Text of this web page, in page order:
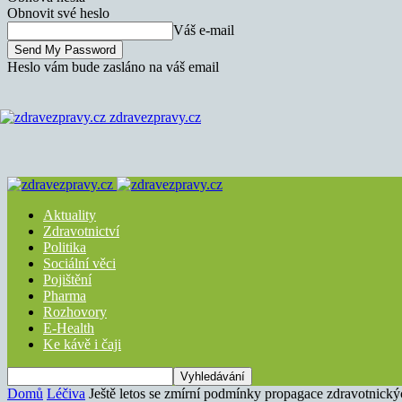
Obnovit své heslo
Váš e-mail
Heslo vám bude zasláno na váš email
zdravezpravy.cz
Aktuality
Zdravotnictví
Politika
Sociální věci
Pojištění
Pharma
Rozhovory
E-Health
Ke kávě i čaji
Domů Léčiva Ještě letos se zmírní podmínky propagace